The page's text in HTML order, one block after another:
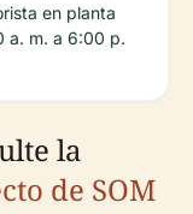
en planta
a. m. a 6:00 p.
la
de SOM